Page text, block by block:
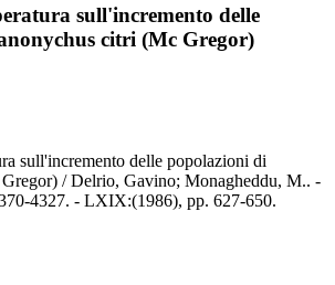
sull'incremento delle
citri (Mc Gregor)
sull'incremento delle popolazioni di
/ Delrio, Gavino; Monagheddu, M.. -
4327. - LXIX:(1986), pp. 627-650.